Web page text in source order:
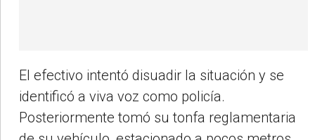
El efectivo intentó disuadir la situación y se
identificó a viva voz como policía.
Posteriormente tomó su tonfa reglamentaria